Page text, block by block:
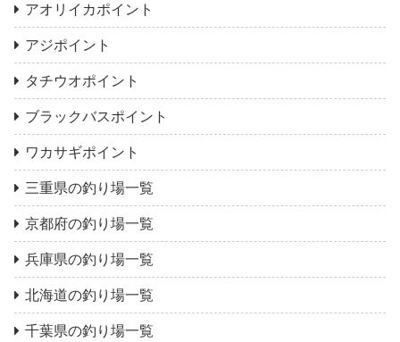
アオリイカポイント
アジポイント
タチウオポイント
ブラックバスポイント
ワカサギポイント
三重県の釣り場一覧
京都府の釣り場一覧
兵庫県の釣り場一覧
北海道の釣り場一覧
千葉県の釣り場一覧